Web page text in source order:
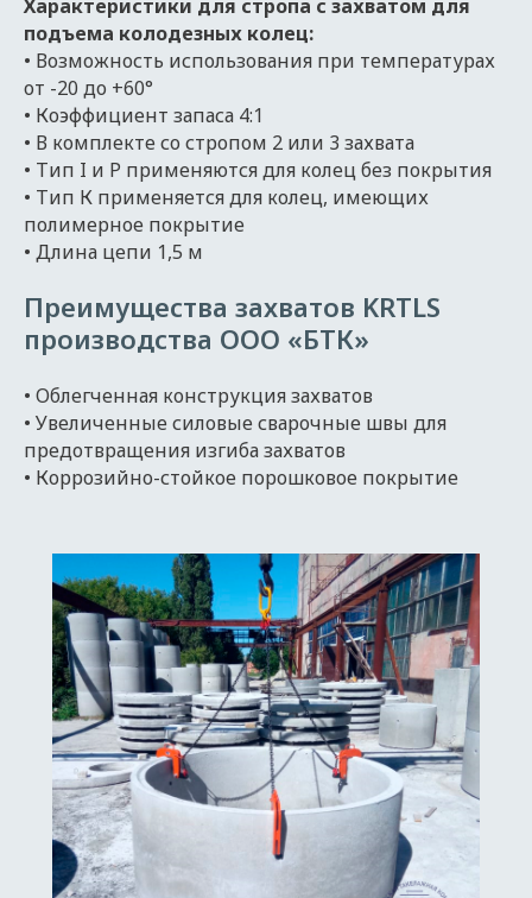
Характеристики для стропа с захватом для
подъема колодезных колец:
• Возможность использования при температурах
от -20 до +60°
• Коэффициент запаса 4:1
• В комплекте со стропом 2 или 3 захвата
• Тип I и P применяются для колец без покрытия
• Тип К применяется для колец, имеющих
полимерное покрытие
• Длина цепи 1,5 м
Преимущества захватов KRTLS
производства ООО «БТК»
• Облегченная конструкция захватов
• Увеличенные силовые сварочные швы для
предотвращения изгиба захватов
• Коррозийно-стойкое порошковое покрытие